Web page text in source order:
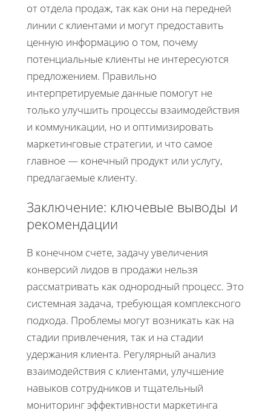
от отдела продаж, так как они на передней
линии с клиентами и могут предоставить
ценную информацию о том, почему
потенциальные клиенты не интересуются
предложением. Правильно
интерпретируемые данные помогут не
только улучшить процессы взаимодействия
и коммуникации, но и оптимизировать
маркетинговые стратегии, и что самое
главное — конечный продукт или услугу,
предлагаемые клиенту.
Заключение: ключевые выводы и
рекомендации
В конечном счете, задачу увеличения
конверсий лидов в продажи нельзя
рассматривать как однородный процесс. Это
системная задача, требующая комплексного
подхода. Проблемы могут возникать как на
стадии привлечения, так и на стадии
удержания клиента. Регулярный анализ
взаимодействия с клиентами, улучшение
навыков сотрудников и тщательный
мониторинг эффективности маркетинга